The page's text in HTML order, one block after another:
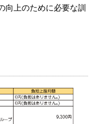
向上のために必要な訓